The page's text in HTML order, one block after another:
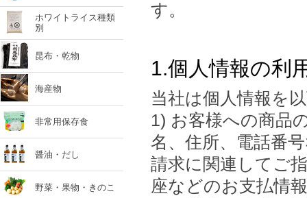
す。
1.個人情報の利
当社は個人情報を
1) お客様への商品
名、住所、電話番
請求に関連してご
座などのお支払情
ホワイトライス種類
別
昆布・乾物
海産物
非常用保存食
醤油・だし
野菜・果物・きのこ